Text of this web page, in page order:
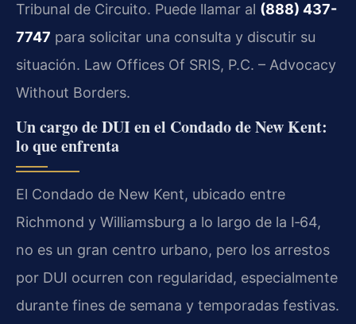
Tribunal de Circuito. Puede llamar al (888) 437-
7747 para solicitar una consulta y discutir su
situación. Law Offices Of SRIS, P.C. – Advocacy
Without Borders.
Un cargo de DUI en el Condado de New Kent:
lo que enfrenta
El Condado de New Kent, ubicado entre
Richmond y Williamsburg a lo largo de la I‑64,
no es un gran centro urbano, pero los arrestos
por DUI ocurren con regularidad, especialmente
durante fines de semana y temporadas festivas.